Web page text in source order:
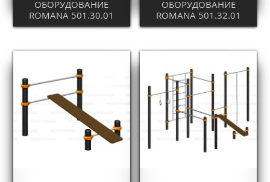
ОБОРУДОВАНИЕ
ROMANA 501.30.01
ОБОРУДОВАНИЕ
ROMANA 501.32.01